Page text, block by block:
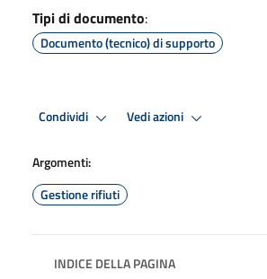
Tipi di documento:
Documento (tecnico) di supporto
Condividi Vedi azioni
Argomenti:
Gestione rifiuti
INDICE DELLA PAGINA